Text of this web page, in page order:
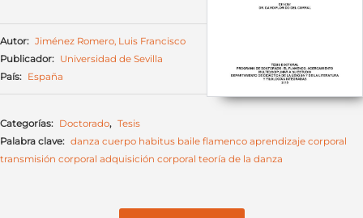
Autor: Jiménez Romero, Luis Francisco
Publicador: Universidad de Sevilla
País: España
Categorías: Doctorado, Tesis
Palabra clave: danza cuerpo habitus baile flamenco aprendizaje corporal
transmisión corporal adquisición corporal teoría de la danza